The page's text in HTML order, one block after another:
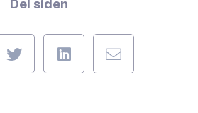
Del siden